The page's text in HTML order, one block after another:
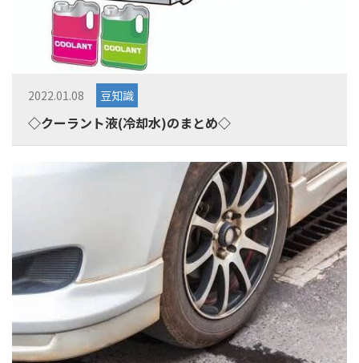
2022.01.08 豆知識
◇クーラント液(冷却水)のまとめ◇